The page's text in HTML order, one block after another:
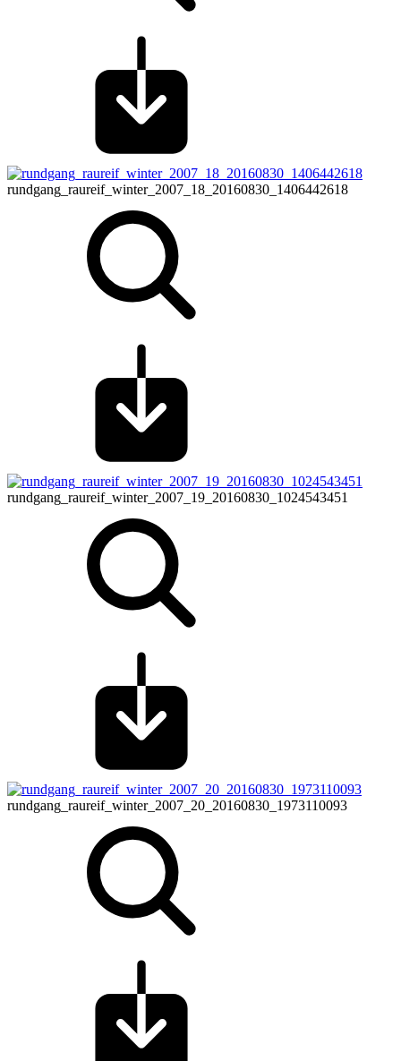
rundgang_raureif_winter_2007_18_20160830_1406442618
rundgang_raureif_winter_2007_19_20160830_1024543451
rundgang_raureif_winter_2007_20_20160830_1973110093